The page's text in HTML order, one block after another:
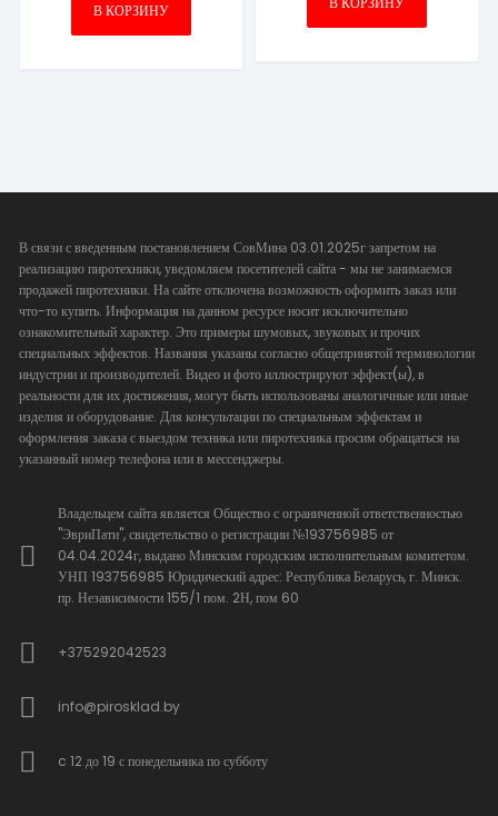
В КОРЗИНУ
В связи с введенным постановлением СовМина 03.01.2025г запретом на
реализацию пиротехники, уведомляем посетителей сайта - мы не занимаемся
продажей пиротехники. На сайте отключена возможность оформить заказ или
что-то купить. Информация на данном ресурсе носит исключительно
ознакомительный характер. Это примеры шумовых, звуковых и прочих
специальных эффектов. Названия указаны согласно общепринятой терминологии
индустрии и производителей. Видео и фото иллюстрируют эффект(ы), в
реальности для их достижения, могут быть использованы аналогичные или иные
изделия и оборудование. Для консультации по специальным эффектам и
оформления заказа с выездом техника или пиротехника просим обращаться на
указанный номер телефона или в мессенджеры.
Владельцем сайта является Общество с ограниченной ответственностью
"ЭвриПати", свидетельство о регистрации №193756985 от
04.04.2024г, выдано Минским городским исполнительным комитетом.
УНП 193756985 Юридический адрес: Республика Беларусь, г. Минск.
пр. Независимости 155/1 пом. 2Н, пом 60
+375292042523
info@pirosklad.by
c 12 до 19 с понедельника по субботу